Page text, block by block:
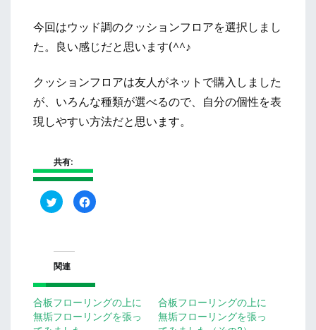
今回はウッド調のクッションフロアを選択しまし
た。良い感じだと思います(^^♪
クッションフロアは友人がネットで購入しました
が、いろんな種類が選べるので、自分の個性を表
現しやすい方法だと思います。
共有:
ク
リ
Twitter
共
(新
い
ウ
ィ
ン
Facebook
で
ッ
し
て
く
関連
合板フローリングの上に
無垢フローリングを張っ
合板フローリングの上に
無垢フローリングを張っ